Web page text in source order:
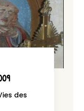
des